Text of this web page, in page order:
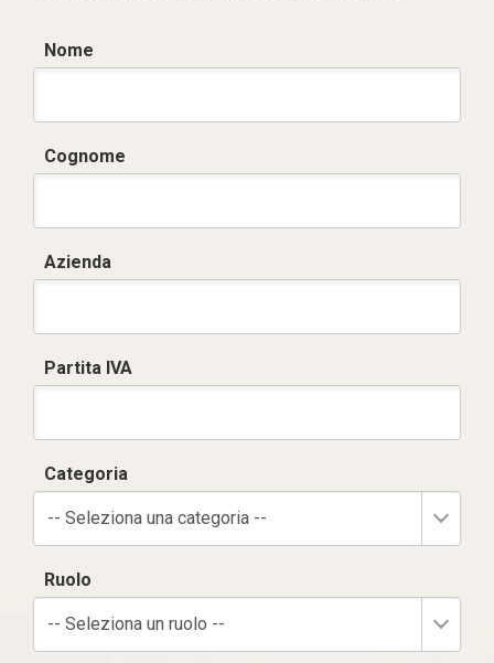
Nome
Cognome
Azienda
Partita IVA
Categoria
-- Seleziona una categoria --
Ruolo
-- Seleziona un ruolo --